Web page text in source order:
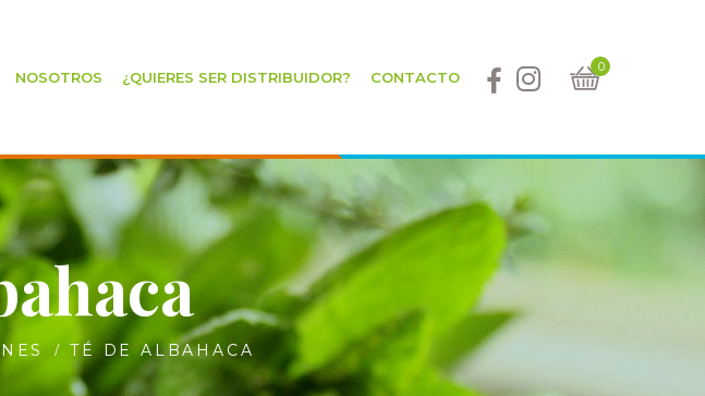
NOSOTROS ¿QUIERES SER DISTRIBUIDOR? CONTACTO
0
TÉ DE ALBAHACA